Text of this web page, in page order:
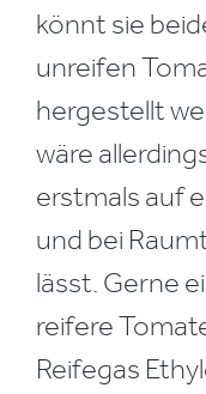
könnt sie
unreifen
hergestellt
wäre
erstmals auf
und bei
lässt. Gerne
reifere
Reifegas